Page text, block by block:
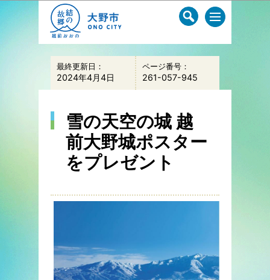
このページの本文へ移動
最終更新日：
2024年4月4日
ページ番号：
261-057-945
雪の天空の城 越
前大野城ポスター
をプレゼント